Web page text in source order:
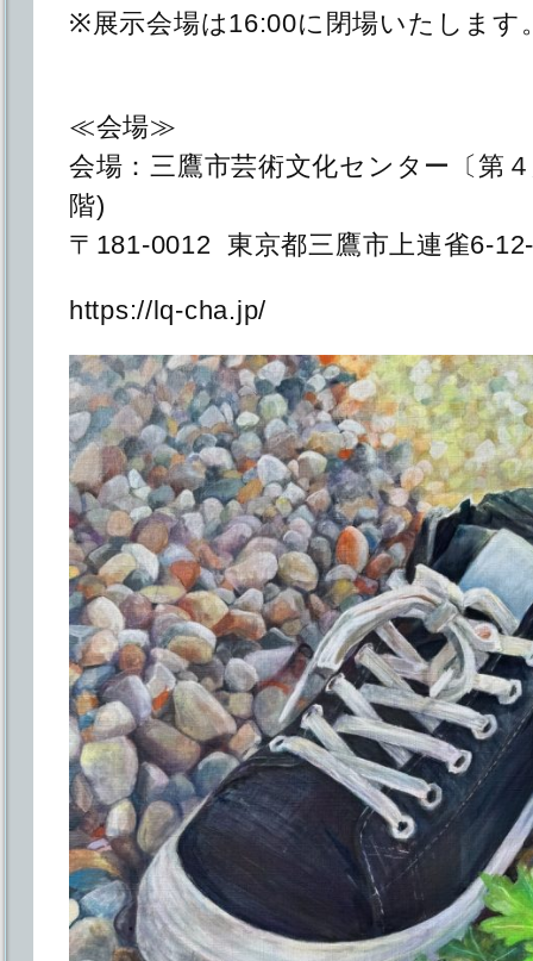
※展示会場は16:00に閉場いたします
≪会場≫
会場：三鷹市芸術文化センター〔第
階)
〒181-0012 東京都三鷹市上連雀6-
https://lq-cha.jp/